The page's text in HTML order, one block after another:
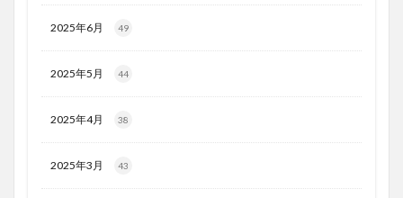
2025年6月 49
2025年5月 44
2025年4月 38
2025年3月 43